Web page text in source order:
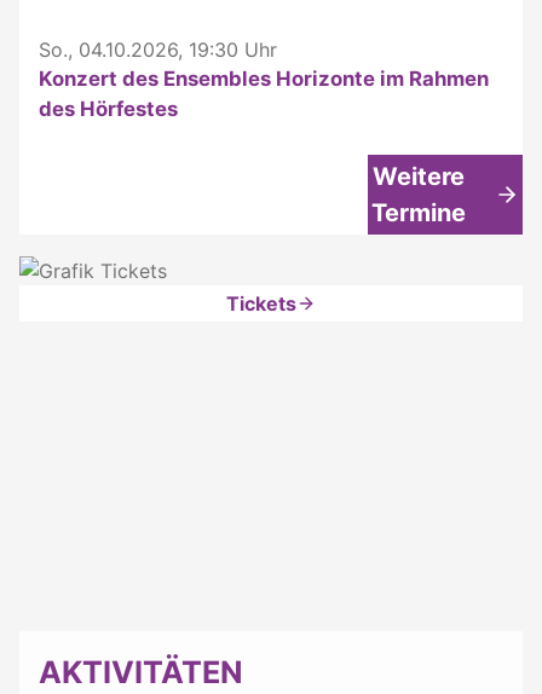
So., 04.10.2026, 19:30 Uhr
Konzert des Ensembles Horizonte im Rahmen
des Hörfestes
Weitere
Termine
Tickets
AKTIVITÄTEN